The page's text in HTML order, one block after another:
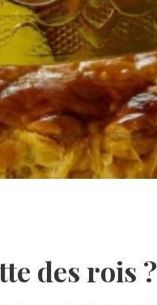
des rois ?